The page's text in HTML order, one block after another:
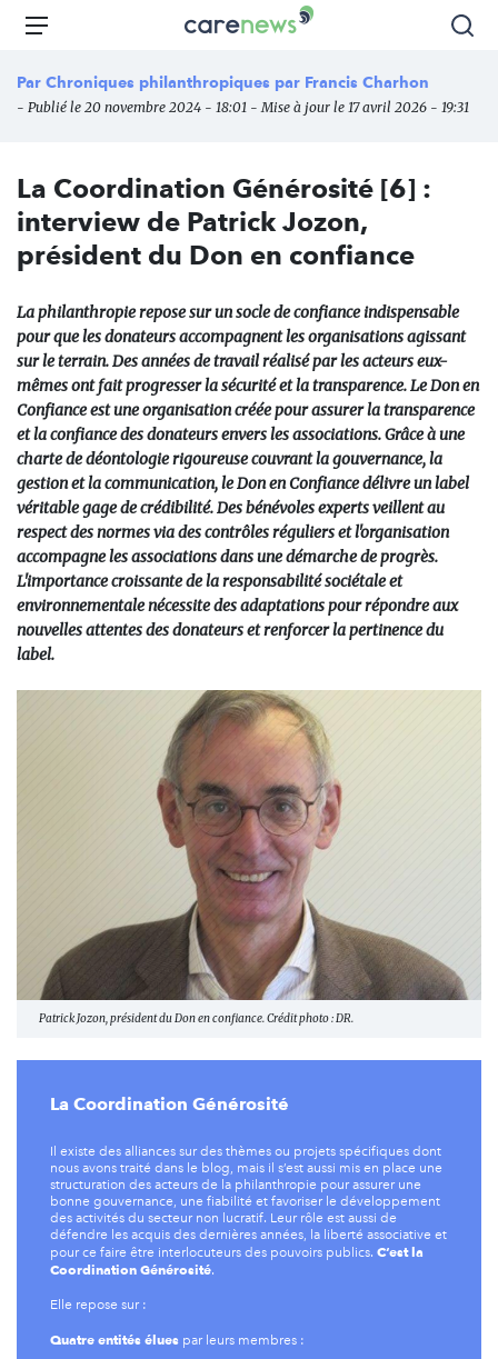
Aller
principal
Carenews,
média
des
l'engagement
Menu
Par Chroniques philanthropiques par Francis Charhon
- Publié le 20 novembre 2024 - 18:01 - Mise à jour le 17 avril 2026 - 19:31
La Coordination Générosité [6] :
interview de Patrick Jozon,
président du Don en confiance
La philanthropie repose sur un socle de confiance indispensable
pour que les donateurs accompagnent les organisations agissant
sur le terrain. Des années de travail réalisé par les acteurs eux-
mêmes ont fait progresser la sécurité et la transparence. Le Don en
Confiance est une organisation créée pour assurer la transparence
et la confiance des donateurs envers les associations. Grâce à une
charte de déontologie rigoureuse couvrant la gouvernance, la
gestion et la communication, le Don en Confiance délivre un label
véritable gage de crédibilité. Des bénévoles experts veillent au
respect des normes via des contrôles réguliers et l'organisation
accompagne les associations dans une démarche de progrès.
L'importance croissante de la responsabilité sociétale et
environnementale nécessite des adaptations pour répondre aux
nouvelles attentes des donateurs et renforcer la pertinence du
label.
Patrick Jozon, président du Don en confiance. Crédit photo : DR.
La Coordination Générosité
Il existe des alliances sur des thèmes ou projets spécifiques dont
nous avons traité dans le blog, mais il s’est aussi mis en place une
structuration des acteurs de la philanthropie pour assurer une
bonne gouvernance, une fiabilité et favoriser le développement
des activités du secteur non lucratif. Leur rôle est aussi de
défendre les acquis des dernières années, la liberté associative et
pour ce faire être interlocuteurs des pouvoirs publics. C‘est la
Coordination Générosité.
Elle repose sur :
Quatre entités élues par leurs membres :